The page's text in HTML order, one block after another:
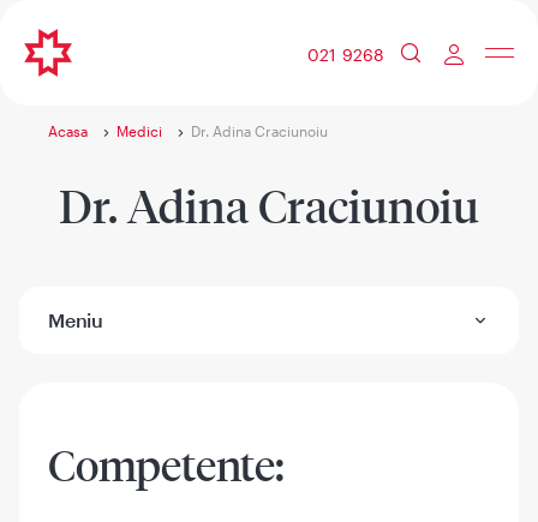
021 9268
Acasa Medici Dr. Adina Craciunoiu
Dr. Adina Craciunoiu
Meniu
Competente: